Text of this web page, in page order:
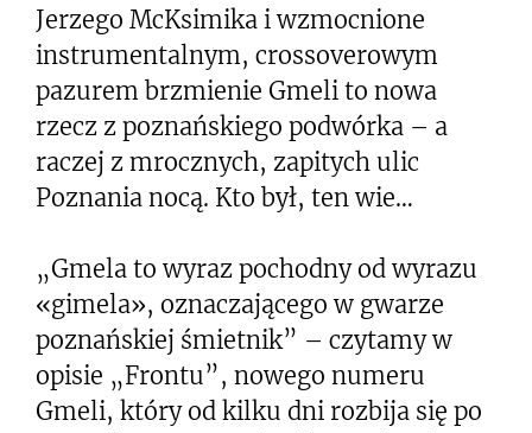
Jerzego McKsimika i wzmocnione
instrumentalnym, crossoverowym
pazurem brzmienie Gmeli to nowa
rzecz z poznańskiego podwórka – a
raczej z mrocznych, zapitych ulic
Poznania nocą. Kto był, ten wie…
„Gmela to wyraz pochodny od wyrazu
«gimela», oznaczającego w gwarze
poznańskiej śmietnik” – czytamy w
opisie „Frontu”, nowego numeru
Gmeli, który od kilku dni rozbija się po